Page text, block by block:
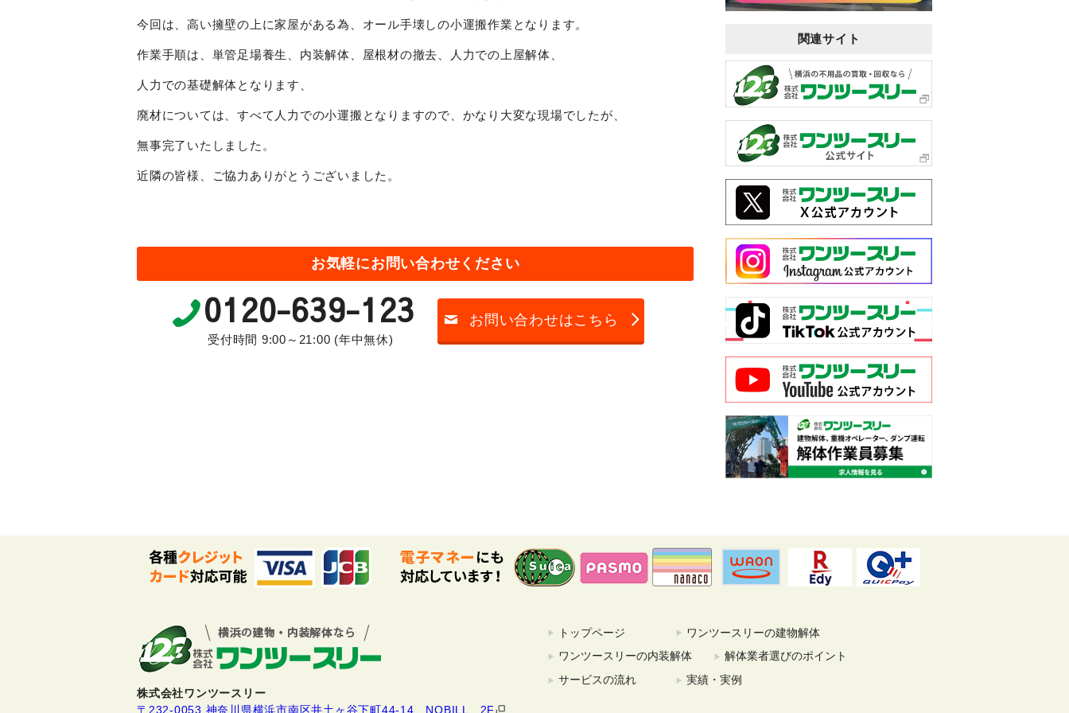
今回は、高い擁壁の上に家屋がある為、オール手壊しの小運搬作業となります。
作業手順は、単管足場養生、内装解体、屋根材の撤去、人力での上屋解体、
人力での基礎解体となります、
廃材については、すべて人力での小運搬となりますので、かなり大変な現場でしたが、
無事完了いたしました。
近隣の皆様、ご協力ありがとうございました。
お気軽にお問い合わせください
0120-639-123
受付時間 9:00～21:00 (年中無休)
お問い合わせはこちら
関連サイト
株式会社ワンツースリー
〒232-0053 神奈川県横浜市南区井土ヶ谷下町44-14 NOBILL 2F
トップページ
ワンツースリーの建物解体
ワンツースリーの内装解体
解体業者選びのポイント
サービスの流れ
実績・実例